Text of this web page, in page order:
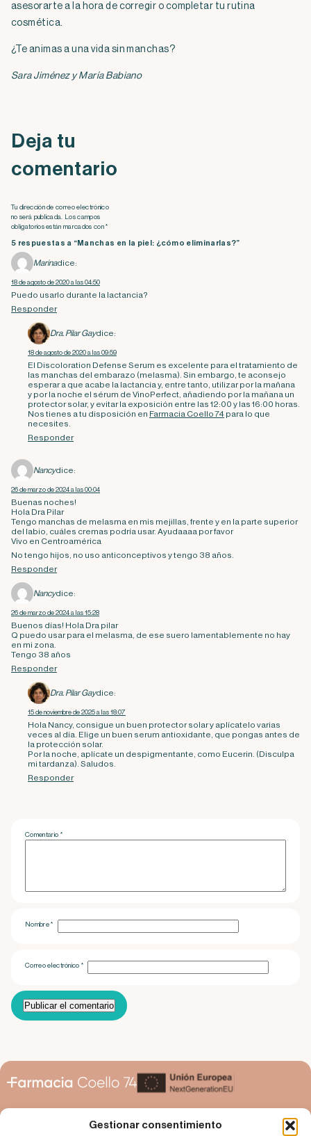
Gestionar consentimiento
asesorarte a la hora de corregir o completar tu rutina
cosmética.
¿Te animas a una vida sin manchas?
Sara Jiménez y María Babiano
Deja tu
comentario
Tu dirección de correo electrónico
no será publicada. Los campos
obligatorios están marcados con *
5 respuestas a “Manchas en la piel: ¿cómo eliminarlas?”
Marinadice:
18 de agosto de 2020 a las 04:50
Puedo usarlo durante la lactancia?
Responder
Dra. Pilar Gaydice:
18 de agosto de 2020 a las 09:59
El Discoloration Defense Serum es excelente para el tratamiento de
las manchas del embarazo (melasma). Sin embargo, te aconsejo
esperar a que acabe la lactancia y, entre tanto, utilizar por la mañana
y por la noche el sérum de VinoPerfect, añadiendo por la mañana un
protector solar, y evitar la exposición entre las 12:00 y las 16:00 horas.
Nos tienes a tu disposición en Farmacia Coello 74 para lo que
necesites.
Responder
Nancydice:
26 de marzo de 2024 a las 00:04
Buenas noches!
Hola Dra Pilar
Tengo manchas de melasma en mis mejillas, frente y en la parte superior
del labio, cuáles cremas podría usar. Ayudaaaa por favor
Vivo en Centroamérica
No tengo hijos, no uso anticonceptivos y tengo 38 años.
Responder
Nancydice:
26 de marzo de 2024 a las 15:28
Buenos días! Hola Dra pilar
Q puedo usar para el melasma, de ese suero lamentablemente no hay
en mi zona.
Tengo 38 años
Responder
Dra. Pilar Gaydice:
15 de noviembre de 2025 a las 18:07
Hola Nancy, consigue un buen protector solar y aplícatelo varias
veces al día. Elige un buen serum antioxidante, que pongas antes de
la protección solar.
Por la noche, aplícate un despigmentante, como Eucerin. (Disculpa
mi tardanza). Saludos.
Responder
Comentario *
Nombre*
Correo electrónico*